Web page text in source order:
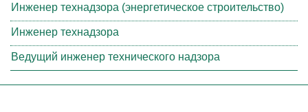
Инженер технадзора (энергетическое строительство)
Инженер технадзора
Ведущий инженер технического надзора